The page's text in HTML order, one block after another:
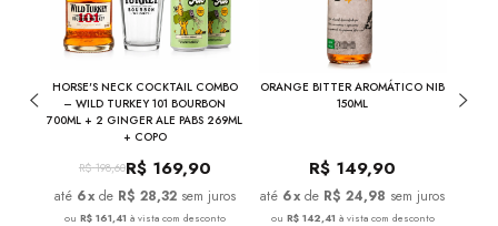
HORSE'S NECK COCKTAIL COMBO
– WILD TURKEY 101 BOURBON
700ML + 2 GINGER ALE PABS 269ML
+ COPO
R$ 198,60R$ 169,90
6x de R$ 28,32 sem juros
ou R$ 161,41 à vista com desconto
ORANGE BITTER AROMÁTICO NIB
150ML
R$ 149,90
6x de R$ 24,98 sem juros
ou R$ 142,41 à vista com desconto